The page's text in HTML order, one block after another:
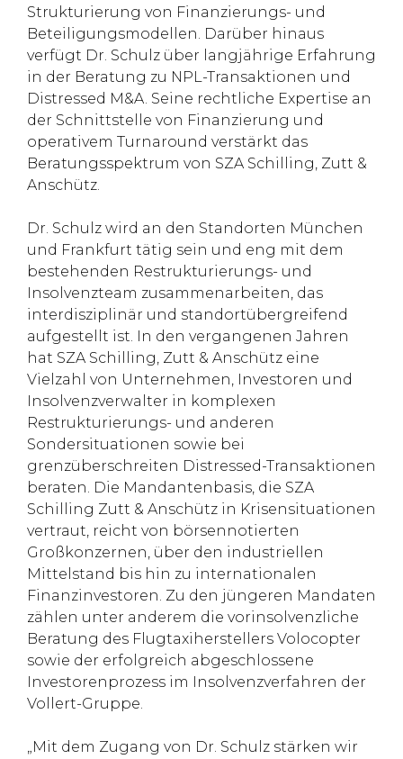
Strukturierung von Finanzierungs- und
Beteiligungsmodellen. Darüber hinaus
verfügt Dr. Schulz über langjährige Erfahrung
in der Beratung zu NPL-Transaktionen und
Distressed M&A. Seine rechtliche Expertise an
der Schnittstelle von Finanzierung und
operativem Turnaround verstärkt das
Beratungsspektrum von SZA Schilling, Zutt &
Anschütz.
Dr. Schulz wird an den Standorten München
und Frankfurt tätig sein und eng mit dem
bestehenden Restrukturierungs- und
Insolvenzteam zusammenarbeiten, das
interdisziplinär und standortübergreifend
aufgestellt ist. In den vergangenen Jahren
hat SZA Schilling, Zutt & Anschütz eine
Vielzahl von Unternehmen, Investoren und
Insolvenzverwalter in komplexen
Restrukturierungs- und anderen
Sondersituationen sowie bei
grenzüberschreiten Distressed-Transaktionen
beraten. Die Mandantenbasis, die SZA
Schilling Zutt & Anschütz in Krisensituationen
vertraut, reicht von börsennotierten
Großkonzernen, über den industriellen
Mittelstand bis hin zu internationalen
Finanzinvestoren. Zu den jüngeren Mandaten
zählen unter anderem die vorinsolvenzliche
Beratung des Flugtaxiherstellers Volocopter
sowie der erfolgreich abgeschlossene
Investorenprozess im Insolvenzverfahren der
Vollert-Gruppe.
„Mit dem Zugang von Dr. Schulz stärken wir